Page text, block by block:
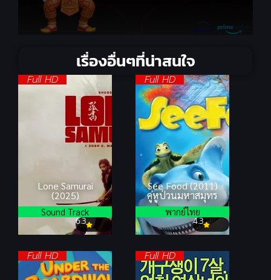
เรื่องอื่นๆที่น่าสนใจ
Full HD
Lone Samurai
(2025)
6.3
Sound Track
Full HD
See Food (2011)
คู่หูป่วนมหาสมุทร
4.3
พากย์ไทย
Full HD Full HD